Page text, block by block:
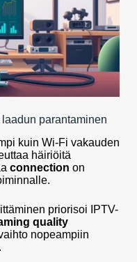
parantaminen
kuin Wi-Fi vakauden
häiriöitä
connection on
priorisoi IPTV-
quality
nopeampiin